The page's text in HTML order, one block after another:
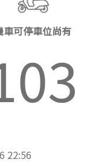
車可停車位尚有
22:56